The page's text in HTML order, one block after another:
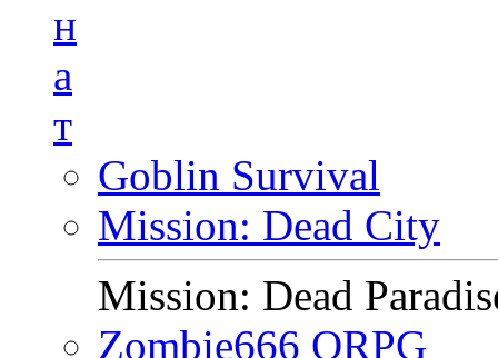
н
а
т
Goblin Survival
Mission: Dead City
Mission: Dead
Zombie666 ORPG